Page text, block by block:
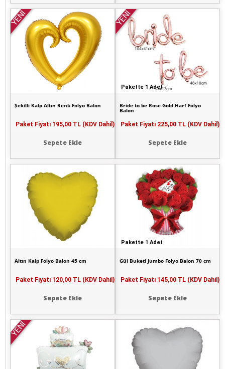
Pakette 1 Adet
YENİ
Bride to be Rose Gold Harf Folyo
Balon
Paket Fiyatı 225,00 TL (KDV Dahil)
Sepete Ekle
YENİ
Şekilli Kalp Altın Renk Folyo Balon
Paket Fiyatı 195,00 TL (KDV Dahil)
Sepete Ekle
Pakette 1 Adet
Gül Buketi Jumbo Folyo Balon 70 cm
Paket Fiyatı 145,00 TL (KDV Dahil)
Sepete Ekle
Altın Kalp Folyo Balon 45 cm
Paket Fiyatı 120,00 TL (KDV Dahil)
Sepete Ekle
YENİ